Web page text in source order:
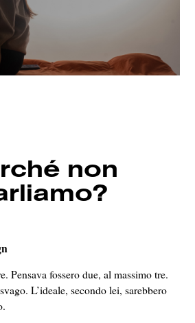
non
Pensava fossero due, al massimo tre.
L’ideale, secondo lei, sarebbero